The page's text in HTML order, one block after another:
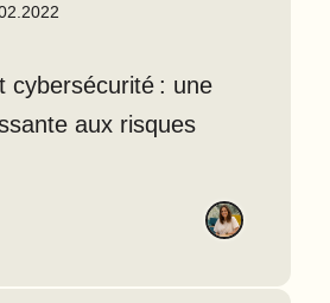
cybersécurité : une
aux risques